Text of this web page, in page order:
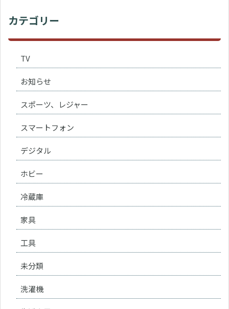
カテゴリー
TV
お知らせ
スポーツ、レジャー
スマートフォン
デジタル
ホビー
冷蔵庫
家具
工具
未分類
洗濯機